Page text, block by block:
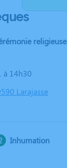
religieuse
à 14h30
Larajasse
Inhumation